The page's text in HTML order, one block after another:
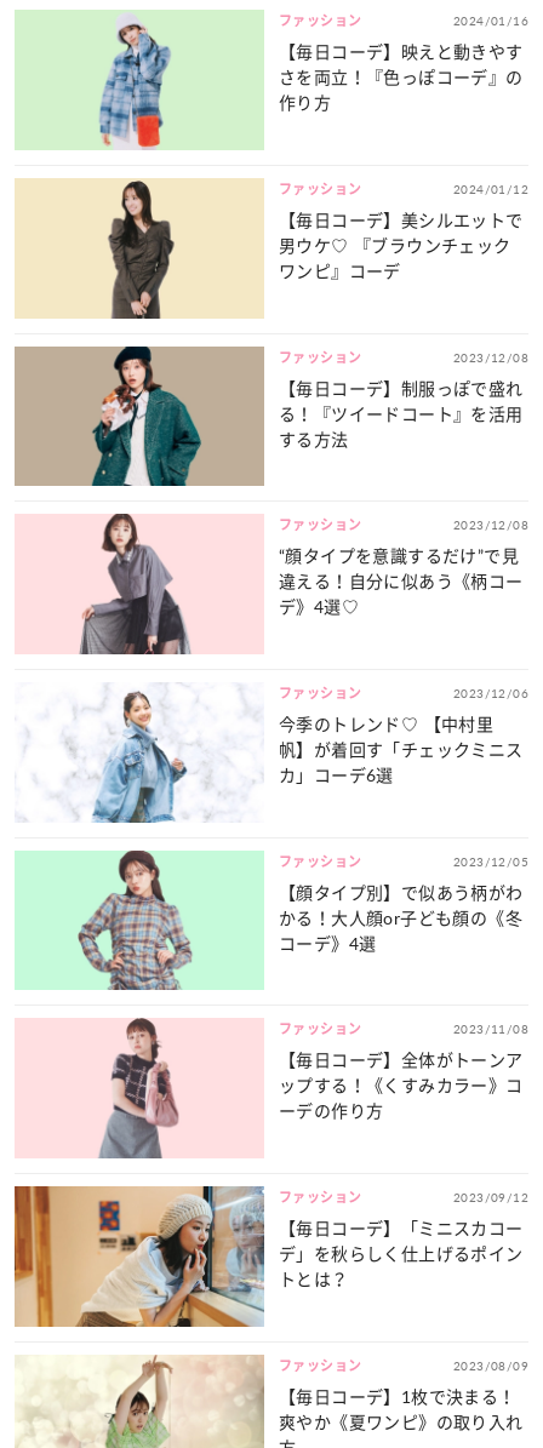
ファッション 2024/01/16
【毎日コーデ】映えと動きやす
さを両立！『色っぽコーデ』の
作り方
ファッション 2024/01/12
【毎日コーデ】美シルエットで
男ウケ♡ 『ブラウンチェック
ワンピ』コーデ
ファッション 2023/12/08
【毎日コーデ】制服っぽで盛れ
る！『ツイードコート』を活用
する方法
ファッション 2023/12/08
“顔タイプを意識するだけ”で見
違える！自分に似あう《柄コー
デ》4選♡
ファッション 2023/12/06
今季のトレンド♡ 【中村里
帆】が着回す「チェックミニス
カ」コーデ6選
ファッション 2023/12/05
【顔タイプ別】で似あう柄がわ
かる！大人顔or子ども顔の《冬
コーデ》4選
ファッション 2023/11/08
【毎日コーデ】全体がトーンア
ップする！《くすみカラー》コ
ーデの作り方
ファッション 2023/09/12
【毎日コーデ】「ミニスカコー
デ」を秋らしく仕上げるポイン
トとは？
ファッション 2023/08/09
【毎日コーデ】1枚で決まる！
爽やか《夏ワンピ》の取り入れ